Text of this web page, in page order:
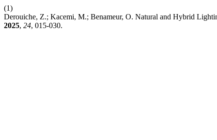
(1)
Derouiche, Z.; Kacemi, M.; Benameur, O. Natural and Hybrid
2025, 24, 015-030.